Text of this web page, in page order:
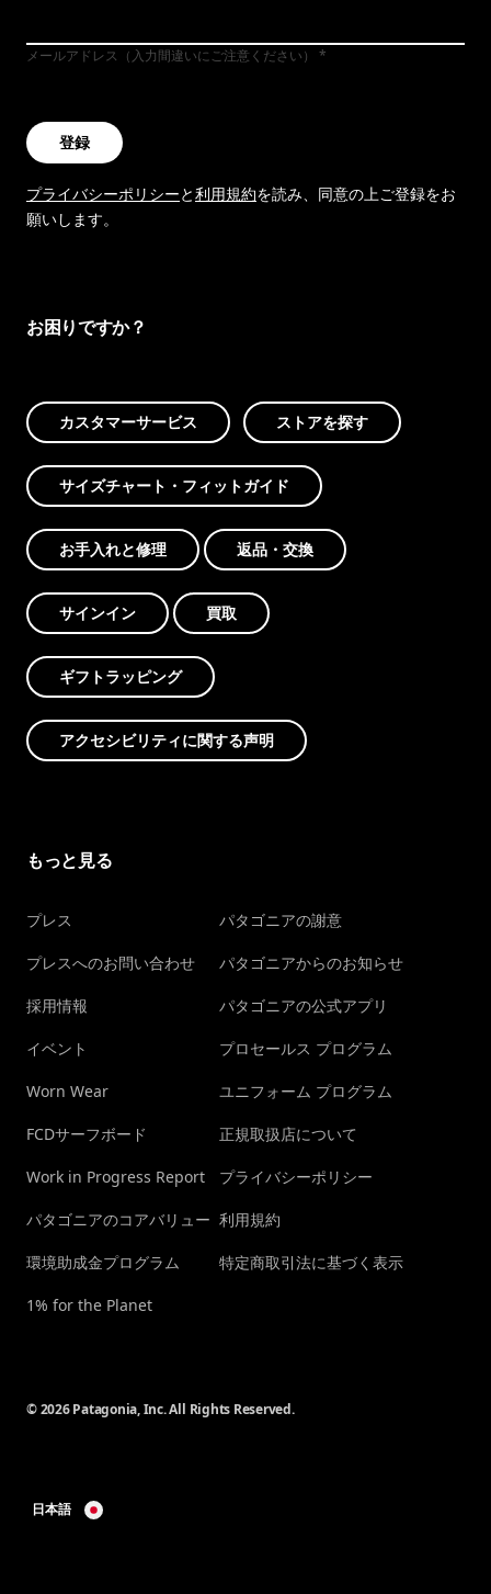
メールアドレス（入力間違いにご注意ください）
登録
プライバシーポリシーと利用規約を読み、同意の上ご登録をお
願いします。
お困りですか？
カスタマーサービス ストアを探す
サイズチャート・フィットガイド
お手入れと修理 返品・交換
サインイン 買取
ギフトラッピング
アクセシビリティに関する声明
もっと見る
プレス
プレスへのお問い合わせ
採用情報
イベント
Worn Wear
FCDサーフボード
Work in Progress Report
パタゴニアのコアバリュー
環境助成金プログラム
1% for the Planet
パタゴニアの謝意
パタゴニアからのお知らせ
パタゴニアの公式アプリ
プロセールス プログラム
ユニフォーム プログラム
正規取扱店について
プライバシーポリシー
利用規約
特定商取引法に基づく表示
© 2026 Patagonia, Inc. All Rights Reserved.
日本語